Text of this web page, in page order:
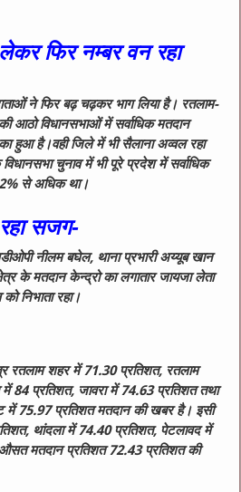
फिर नम्बर वन रहा
ने फिर बढ़ चढ़कर भाग लिया है। रतलाम-
आठो विधानसभाओं में सर्वाधिक मतदान
हुआ है।वही जिले में भी सैलाना अव्वल रहा
चुनाव में भी पूरे प्रदेश में सर्वाधिक
से अधिक था।
सजग-
नीलम बघेल, थाना प्रभारी अय्यूब खान
के मतदान केन्द्रो का लगातार जायजा लेता
निभाता रहा।
रतलाम शहर में 71.30 प्रतिशत, रतलाम
84 प्रतिशत, जावरा में 74.63 प्रतिशत तथा
में 75.97 प्रतिशत मतदान की खबर है। इसी
थांदला में 74.40 प्रतिशत, पेटलावद में
मतदान प्रतिशत 72.43 प्रतिशत की